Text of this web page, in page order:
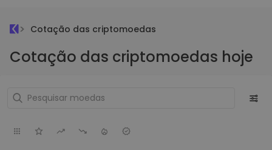
Cotação das criptomoedas
Cotação das criptomoedas hoje